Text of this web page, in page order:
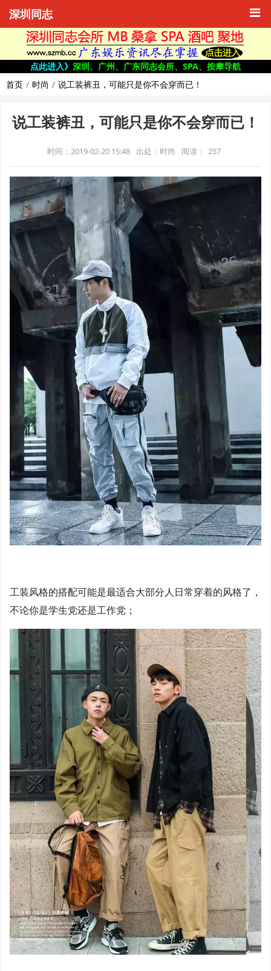
深圳同志
点此进入》 深圳、广州、广东同志会所、SPA、按摩导航
首页
时尚 说工装裤丑，可能只是你不会穿而已！
说工装裤丑，可能只是你不会穿而已！
时间：2019-02-20 15:48 出处：时尚 阅读： 257
工装风格的搭配可能是最适合大部分人日常穿着的风格了，
不论你是学生党还是工作党；